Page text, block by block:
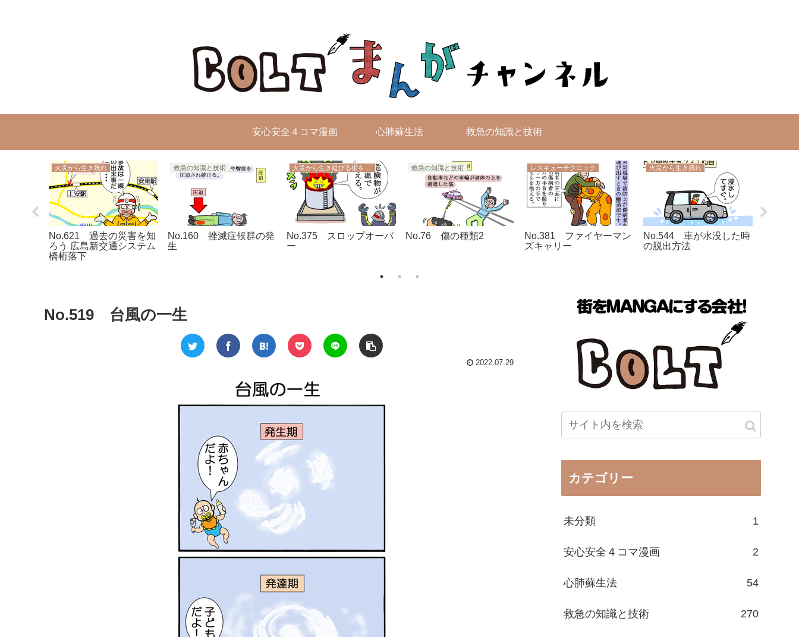
安心安全４コマ漫画 心肺蘇生法 救急の知識と技術
火災から生き残れ
No.621 過去の災害を知
ろう 広島新交通システム
橋桁落下
救急の知識と技術
No.160 挫滅症候群の発
生
No.375 スロップオーバ
ー
救急の知識と技術
No.76 傷の種類2
レスキューテクニック
No.381 ファイヤーマン
ズキャリー
火災から生き残れ
No.544 車が水没した時
の脱出方法
No.519 台風の一生
2022.07.29
カテゴリー
未分類 1
安心安全４コマ漫画 2
心肺蘇生法 54
救急の知識と技術 270